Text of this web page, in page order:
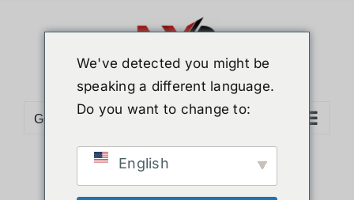
Go to...
Sort byName
We've detected you might be
speaking a different language.
Do you want to change to:
English